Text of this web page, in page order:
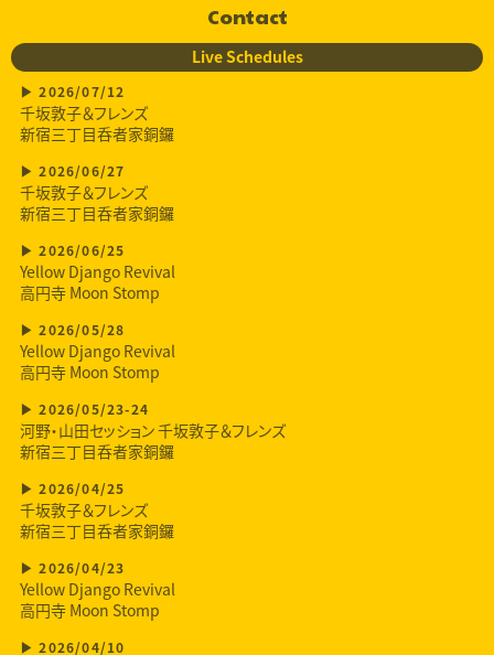
Contact
Live Schedules
2026/07/12
千坂敦子＆フレンズ
新宿三丁目呑者家銅鑼
2026/06/27
千坂敦子＆フレンズ
新宿三丁目呑者家銅鑼
2026/06/25
Yellow Django Revival
高円寺 Moon Stomp
2026/05/28
Yellow Django Revival
高円寺 Moon Stomp
2026/05/23-24
河野・山田セッション 千坂敦子＆フレンズ
新宿三丁目呑者家銅鑼
2026/04/25
千坂敦子＆フレンズ
新宿三丁目呑者家銅鑼
2026/04/23
Yellow Django Revival
高円寺 Moon Stomp
2026/04/10